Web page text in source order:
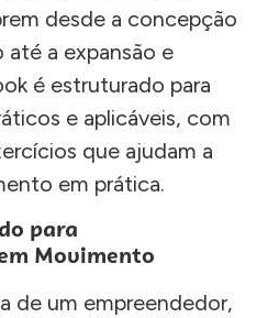
desde a concepção
a expansão e
é estruturado para
e aplicáveis, com
que ajudam a
em prática.
para
Movimento
de um empreendedor,